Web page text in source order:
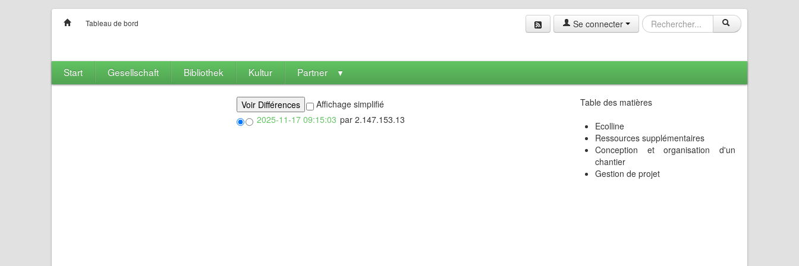
Se connecter
Tableau de bord
Start Gesellschaft Bibliothek Kultur Partner ▼
Affichage simplifié
2025-11-17 09:15:03 par 2.147.153.13
Table des matières
Ecolline
Ressources supplémentaires
Conception et organisation d'un
chantier
Gestion de projet